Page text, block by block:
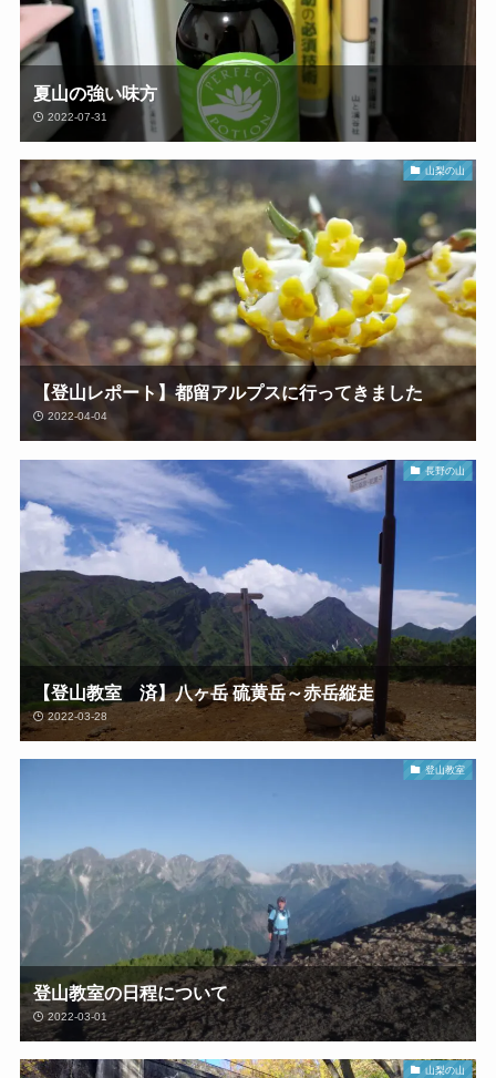
夏山の強い味方
2022-07-31
山梨の山
【登山レポート】都留アルプスに行ってきました
2022-04-04
長野の山
【登山教室 済】八ヶ岳 硫黄岳～赤岳縦走
2022-03-28
登山教室
登山教室の日程について
2022-03-01
山梨の山